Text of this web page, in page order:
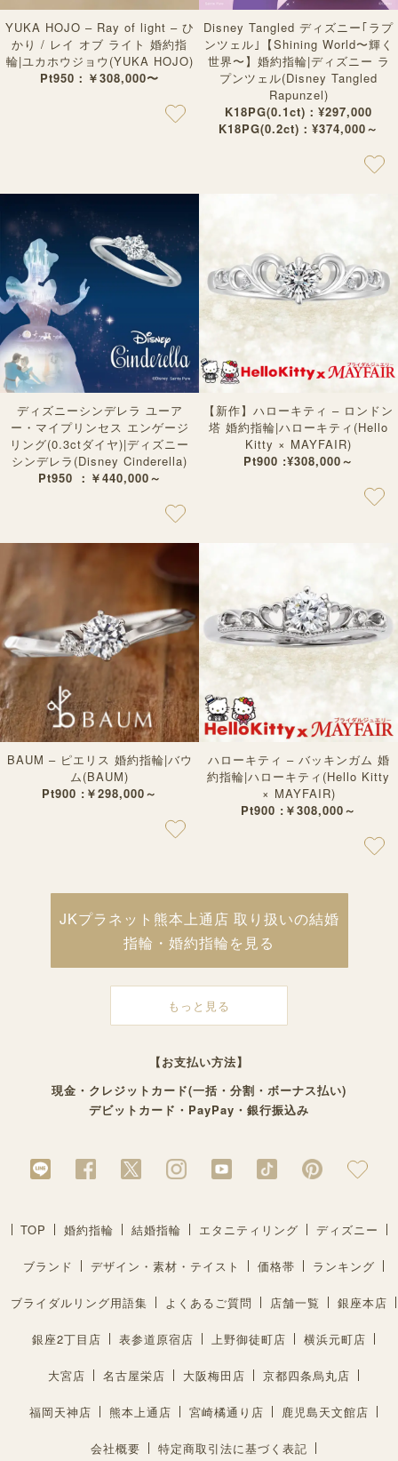
YUKA HOJO – Ray of light – ひ
かり / レイ オブ ライト 婚約指
輪|ユカホウジョウ(YUKA HOJO)
Pt950：￥308,000〜
Disney Tangled ディズニー｢ラプ
ンツェル｣【Shining World〜輝く
世界〜】婚約指輪|ディズニー ラ
プンツェル(Disney Tangled
Rapunzel)
K18PG(0.1ct)：¥297,000
K18PG(0.2ct)：¥374,000～
ディズニーシンデレラ ユーア
ー・マイプリンセス エンゲージ
リング(0.3ctダイヤ)|ディズニー
シンデレラ(Disney Cinderella)
Pt950 ：￥440,000～
【新作】ハローキティ – ロンドン
塔 婚約指輪|ハローキティ(Hello
Kitty × MAYFAIR)
Pt900 :¥308,000～
BAUM – ピエリス 婚約指輪|バウ
ム(BAUM)
Pt900 :￥298,000～
ハローキティ – バッキンガム 婚
約指輪|ハローキティ(Hello Kitty
× MAYFAIR)
Pt900 :￥308,000～
JKプラネット熊本上通店 取り扱いの結婚
指輪・婚約指輪を見る
もっと見る
【お支払い方法】
現金・クレジットカード(一括・分割・ボーナス払い)
デビットカード・PayPay・銀行振込み
TOP 婚約指輪 結婚指輪 エタニティリング ディズニー
ブランド デザイン・素材・テイスト 価格帯 ランキング
ブライダルリング用語集 よくあるご質問 店舗一覧 銀座本店
銀座2丁目店 表参道原宿店 上野御徒町店 横浜元町店
大宮店 名古屋栄店 大阪梅田店 京都四条烏丸店
福岡天神店 熊本上通店 宮崎橘通り店 鹿児島天文館店
会社概要 特定商取引法に基づく表記